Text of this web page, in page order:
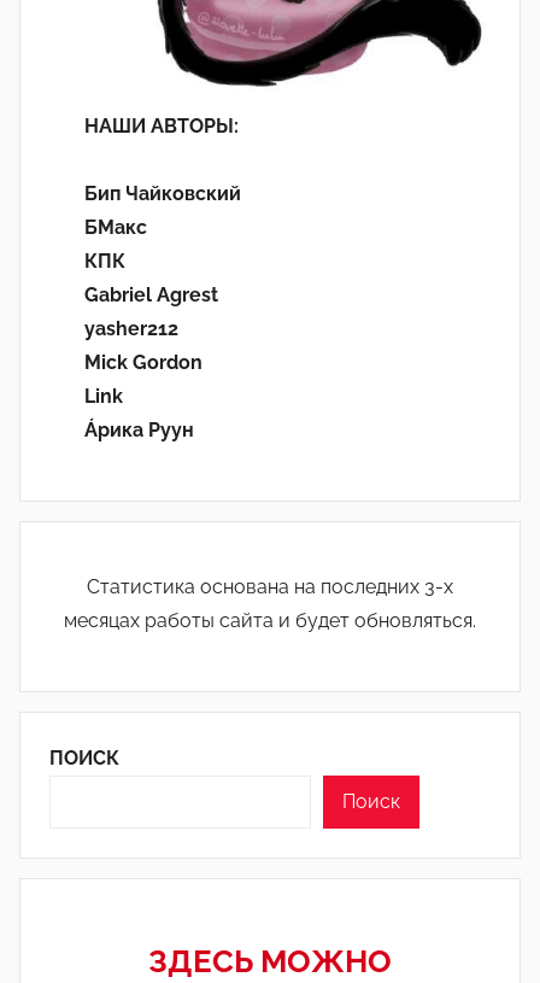
НАШИ АВТОРЫ:
Бип Чайковский
БМакс
КПК
Gabriel Agrest
yasher212
Mick Gordon
Link
Áрика Руун
Статистика основана на последних 3-х
месяцах работы сайта и будет обновляться.
ПОИСК
Поиск
ЗДЕСЬ МОЖНО